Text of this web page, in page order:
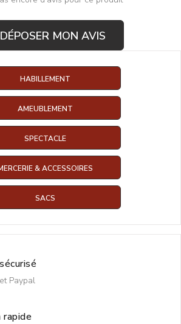
MON AVIS
HABILLEMENT
AMEUBLEMENT
SPECTACLE
& ACCESSOIRES
SACS
Paypal
rapide